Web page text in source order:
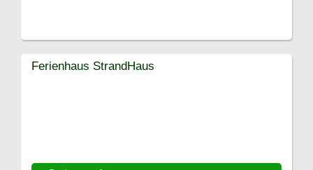
Ferienhaus StrandHaus